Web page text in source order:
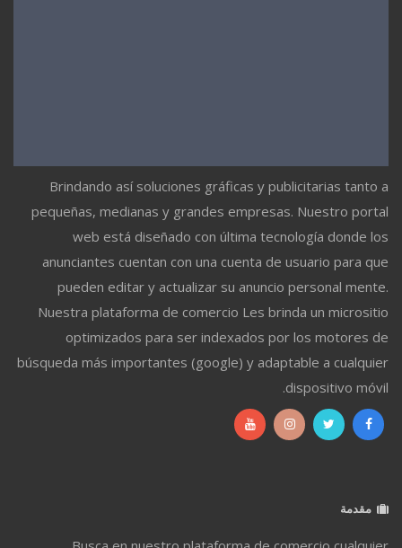
Brindando así soluciones gráficas y publicitarias tanto a
pequeñas, medianas y grandes empresas. Nuestro portal
web está diseñado con última tecnología donde los
anunciantes cuentan con una cuenta de usuario para que
pueden editar y actualizar su anuncio personal mente.
Nuestra plataforma de comercio Les brinda un micrositio
optimizados para ser indexados por los motores de
búsqueda más importantes (google) y adaptable a cualquier
dispositivo móvil.
مقدمة